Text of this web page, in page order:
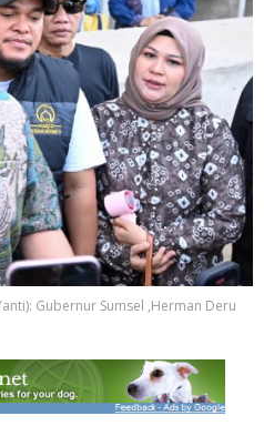
Gubernur Sumsel ,Herman Deru